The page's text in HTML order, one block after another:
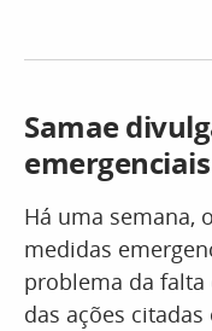
Samae
Há uma semana,
medidas
problema da falta
das ações